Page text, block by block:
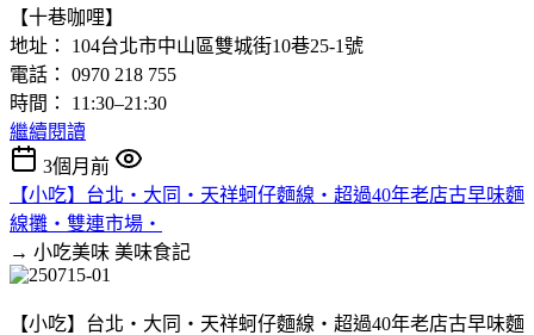
【十巷咖哩】
地址： 104台北市中山區雙城街10巷25-1號
電話： 0970 218 755
時間： 11:30–21:30
繼續閱讀
3個月前
【小吃】台北‧大同‧天祥蚵仔麵線‧超過40年老店古早味麵
線攤‧雙連市場‧
→ 小吃美味 美味食記
【小吃】台北‧大同‧天祥蚵仔麵線‧超過40年老店古早味麵